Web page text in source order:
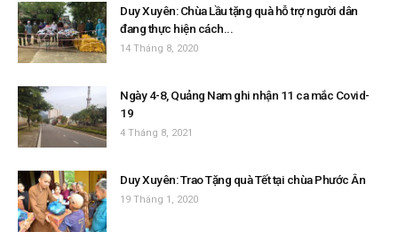
Duy Xuyên: Chùa Lầu tặng quà hỗ trợ người dân
đang thực hiện cách...
14 Tháng 8, 2020
Ngày 4-8, Quảng Nam ghi nhận 11 ca mắc Covid-
19
4 Tháng 8, 2021
Duy Xuyên: Trao Tặng quà Tết tại chùa Phước Ân
19 Tháng 1, 2020